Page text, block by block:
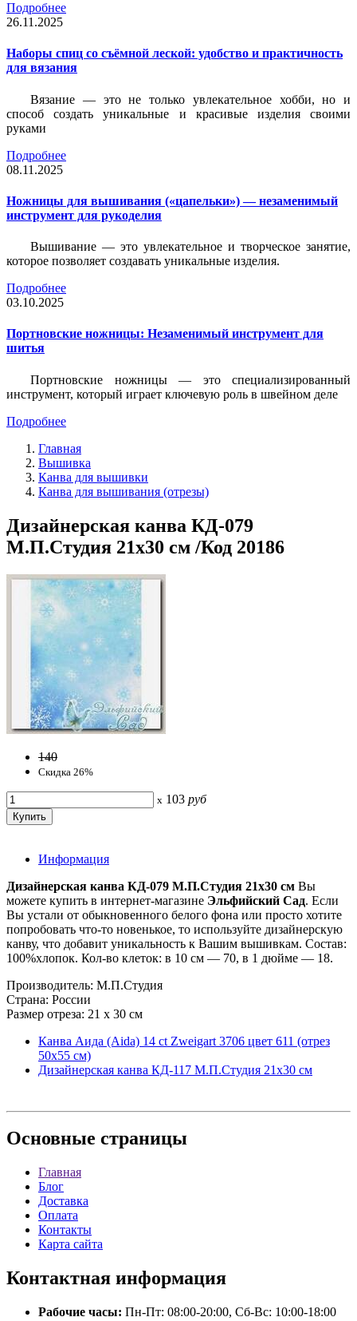
Подробнее
26.11.2025
Наборы спиц со съёмной леской: удобство и практичность
для вязания
Вязание — это не только увлекательное хобби, но и
способ создать уникальные и красивые изделия своими
руками
Подробнее
08.11.2025
Ножницы для вышивания («цапельки») — незаменимый
инструмент для рукоделия
Вышивание — это увлекательное и творческое занятие,
которое позволяет создавать уникальные изделия.
Подробнее
03.10.2025
Портновские ножницы: Незаменимый инструмент для
шитья
Портновские ножницы — это специализированный
инструмент, который играет ключевую роль в швейном деле
Подробнее
Главная
Вышивка
Канва для вышивки
Канва для вышивания (отрезы)
Дизайнерская канва КД-079
М.П.Студия 21х30 см /Код 20186
140
Скидка 26%
x 103 руб
Информация
Дизайнерская канва КД-079 М.П.Студия 21х30 см Вы
можете купить в интернет-магазине Эльфийский Сад. Если
Вы устали от обыкновенного белого фона или просто хотите
попробовать что-то новенькое, то используйте дизайнерскую
канву, что добавит уникальность к Вашим вышивкам. Состав:
100%хлопок. Кол-во клеток: в 10 см — 70, в 1 дюйме — 18.
Производитель: М.П.Студия
Страна: России
Размер отреза: 21 х 30 см
Канва Аида (Aida) 14 ct Zweigart 3706 цвет 611 (отрез
50х55 см)
Дизайнерская канва КД-117 М.П.Студия 21х30 см
Основные страницы
Главная
Блог
Доставка
Оплата
Контакты
Карта сайта
Контактная информация
Рабочие часы: Пн-Пт: 08:00-20:00, Сб-Вс: 10:00-18:00